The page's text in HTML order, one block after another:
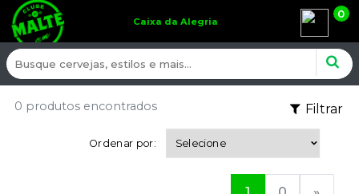
Caixa da Alegria
0
Filtrar
0 produtos encontrados
Ordenar por: